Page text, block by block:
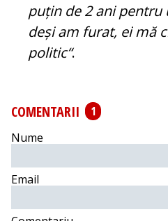
puțin de 2 ani
deși am furat, ei mă
politic“.
COMENTARII
1
Nume
Email